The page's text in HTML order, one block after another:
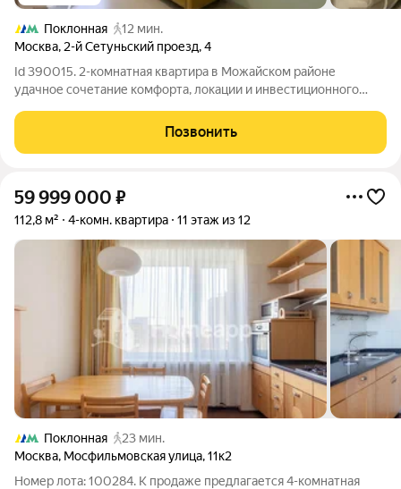
Поклонная
12 мин.
Москва, 2-й Сетуньский проезд,4
Id 390015. 2-комнатная квартира в Можайском районе
удачное сочетание комфорта, локации и инвестиционного
сразу после покупки и при этом сохранить высокий потенциал
Позвонить
59 999 000 ₽
112,8 м² 4-комн. квартира 11 этаж из 12
Поклонная
23 мин.
Москва, Мосфильмовская улица,11к2
Номер лота: 100284. К продаже предлагается 4-комнатная